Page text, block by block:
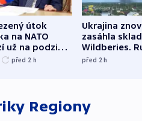
útok
na NATO
už na podzim,
tajné služby
před 2 h
Ukrajina
zasáhla
Wildberies.
útočili v
před 2h
Regiony